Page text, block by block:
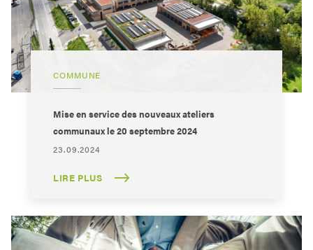
COMMUNE
Mise en service des nouveaux ateliers
communaux le 20 septembre 2024
23.09.2024
LIRE PLUS